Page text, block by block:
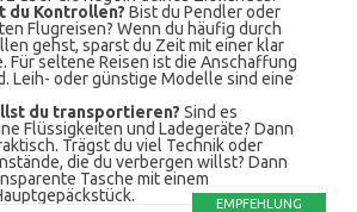
du Kontrollen? Bist du Pendler oder
Flugreisen? Wenn du häufig durch
gehst, sparst du Zeit mit einer klar
Für seltene Reisen ist die Anschaffung
Leih- oder günstige Modelle sind eine
du transportieren? Sind es
Flüssigkeiten und Ladegeräte? Dann
Trägst du viel Technik oder
die du verbergen willst? Dann
Tasche mit einem
EMPFEHLUNG